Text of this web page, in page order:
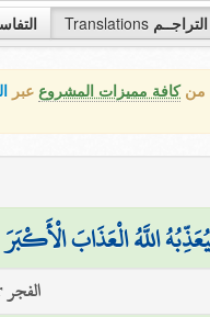
Translations التراجــم
منكافة مميزات المشروع عبر
اللَّهُ الْعَذَابَ الْأَكْبَرَ
الفجر Al-Fajr